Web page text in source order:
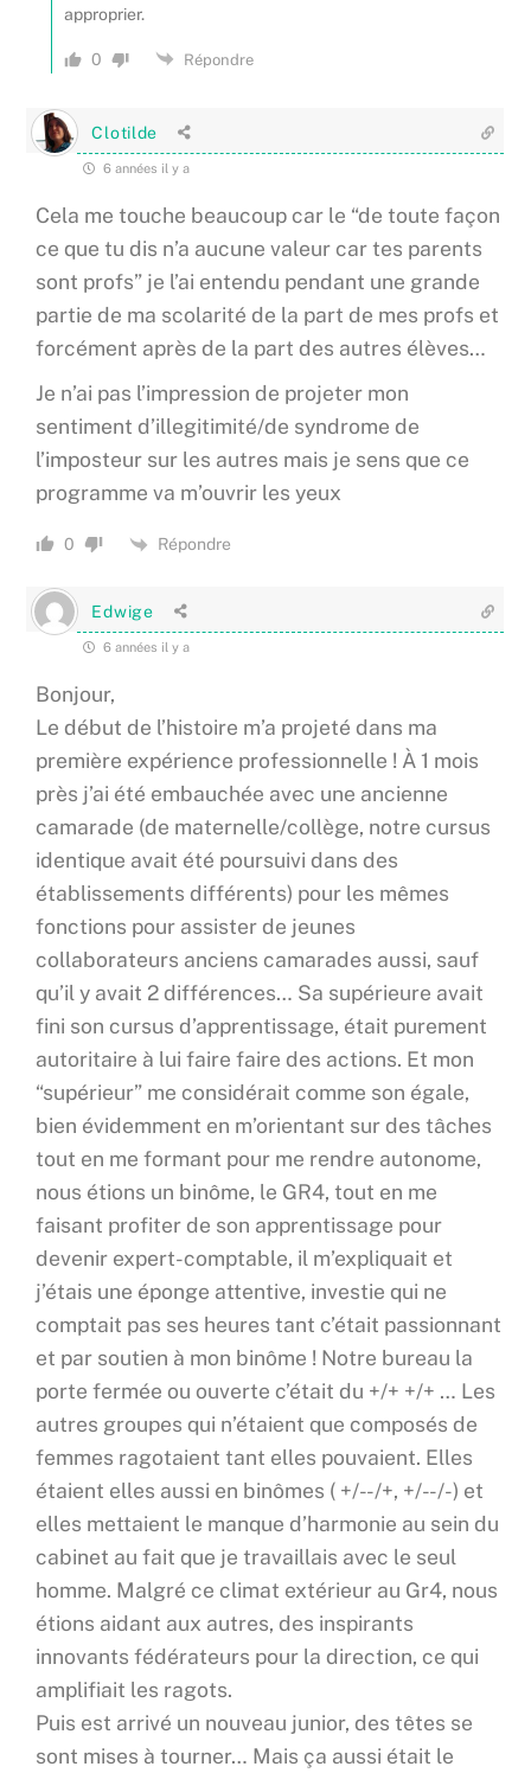
approprier.
0 Répondre
Clotilde
6 années il y a
Cela me touche beaucoup car le “de toute façon
ce que tu dis n’a aucune valeur car tes parents
sont profs” je l’ai entendu pendant une grande
partie de ma scolarité de la part de mes profs et
forcément après de la part des autres élèves…
Je n’ai pas l’impression de projeter mon
sentiment d’illegitimité/de syndrome de
l’imposteur sur les autres mais je sens que ce
programme va m’ouvrir les yeux
0 Répondre
Edwige
6 années il y a
Bonjour,
Le début de l’histoire m’a projeté dans ma
première expérience professionnelle ! À 1 mois
près j’ai été embauchée avec une ancienne
camarade (de maternelle/collège, notre cursus
identique avait été poursuivi dans des
établissements différents) pour les mêmes
fonctions pour assister de jeunes
collaborateurs anciens camarades aussi, sauf
qu’il y avait 2 différences… Sa supérieure avait
fini son cursus d’apprentissage, était purement
autoritaire à lui faire faire des actions. Et mon
“supérieur” me considérait comme son égale,
bien évidemment en m’orientant sur des tâches
tout en me formant pour me rendre autonome,
nous étions un binôme, le GR4, tout en me
faisant profiter de son apprentissage pour
devenir expert-comptable, il m’expliquait et
j’étais une éponge attentive, investie qui ne
comptait pas ses heures tant c’était passionnant
et par soutien à mon binôme ! Notre bureau la
porte fermée ou ouverte c’était du +/+ +/+ … Les
autres groupes qui n’étaient que composés de
femmes ragotaient tant elles pouvaient. Elles
étaient elles aussi en binômes ( +/- -/+, +/- -/-) et
elles mettaient le manque d’harmonie au sein du
cabinet au fait que je travaillais avec le seul
homme. Malgré ce climat extérieur au Gr4, nous
étions aidant aux autres, des inspirants
innovants fédérateurs pour la direction, ce qui
amplifiait les ragots.
Puis est arrivé un nouveau junior, des têtes se
sont mises à tourner… Mais ça aussi était le